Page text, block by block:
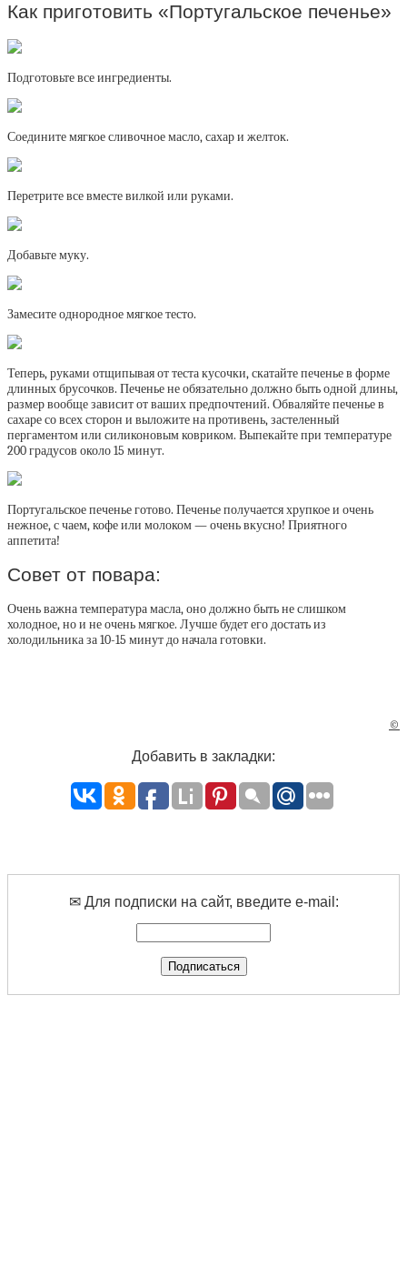
Как приготовить «Португальское печенье»
Подготовьте все ингредиенты.
Соедините мягкое сливочное масло, сахар и желток.
Перетрите все вместе вилкой или руками.
Добавьте муку.
Замесите однородное мягкое тесто.
Теперь, руками отщипывая от теста кусочки, скатайте печенье в форме
длинных брусочков. Печенье не обязательно должно быть одной длины,
размер вообще зависит от ваших предпочтений. Обваляйте печенье в
сахаре со всех сторон и выложите на противень, застеленный
пергаментом или силиконовым ковриком. Выпекайте при температуре
200 градусов около 15 минут.
Португальское печенье готово. Печенье получается хрупкое и очень
нежное, с чаем, кофе или молоком — очень вкусно! Приятного
аппетита!
Совет от повара:
Очень важна температура масла, оно должно быть не слишком
холодное, но и не очень мягкое. Лучше будет его достать из
холодильника за 10-15 минут до начала готовки.
©
Добавить в закладки:
✉ Для подписки на сайт, введите e-mail: